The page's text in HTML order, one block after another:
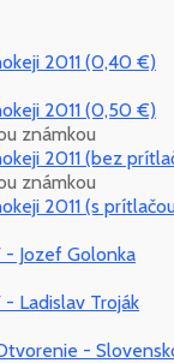
2011 (0,40 €)
2011 (0,50 €)
známkou
2011 (bez
známkou
2011 (s
- Jozef Golonka
- Ladislav Troják
-